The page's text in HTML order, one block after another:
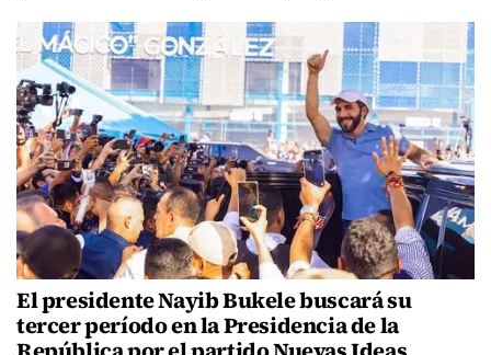
El presidente Nayib Bukele buscará su
tercer período en la Presidencia de la